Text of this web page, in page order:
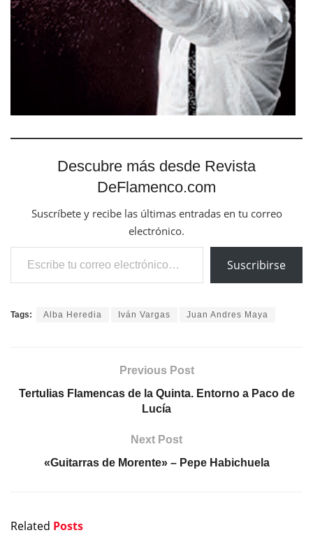
Descubre más desde Revista
DeFlamenco.com
Suscríbete y recibe las últimas entradas en tu correo
electrónico.
Escribe tu correo electrónico…
Suscribirse
Tags: Alba Heredia Iván Vargas Juan Andres Maya
Previous Post
Tertulias Flamencas de la Quinta. Entorno a Paco de
Lucía
Next Post
«Guitarras de Morente» – Pepe Habichuela
Related Posts